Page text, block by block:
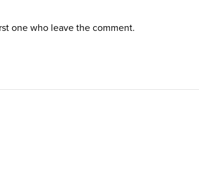
one who leave the comment.